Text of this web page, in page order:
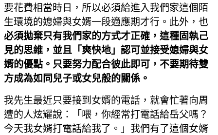
要花費相當時日，所以必須給進入我們家這個陌
生環境的媳婦與女婿一段適應期才行。此外，也
必須拋棄只有我們家的方式才正確，這種固執己
見的思維，並且「爽快地」認可並接受媳婦與女
婿的優點。只要努力配合彼此即可，不要期待雙
方成為如同兒子或女兒般的關係。
我先生最近只要接到女婿的電話，就會忙著向周
遭的人炫耀說：「喂，你經常打電話給岳父嗎？
今天我女婿打電話給我了。」我們有了這個女婿